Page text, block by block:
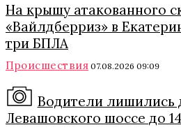
На крышу атакованного
«Вайлдберриз» в
три БПЛА
Происшествия 07.08.2026 09:09
Водители лишились
Левашовского шоссе до 14